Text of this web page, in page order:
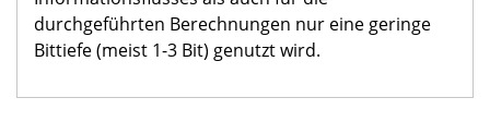
durchgeführten Berechnungen nur eine geringe
Bittiefe (meist 1-3 Bit) genutzt wird.